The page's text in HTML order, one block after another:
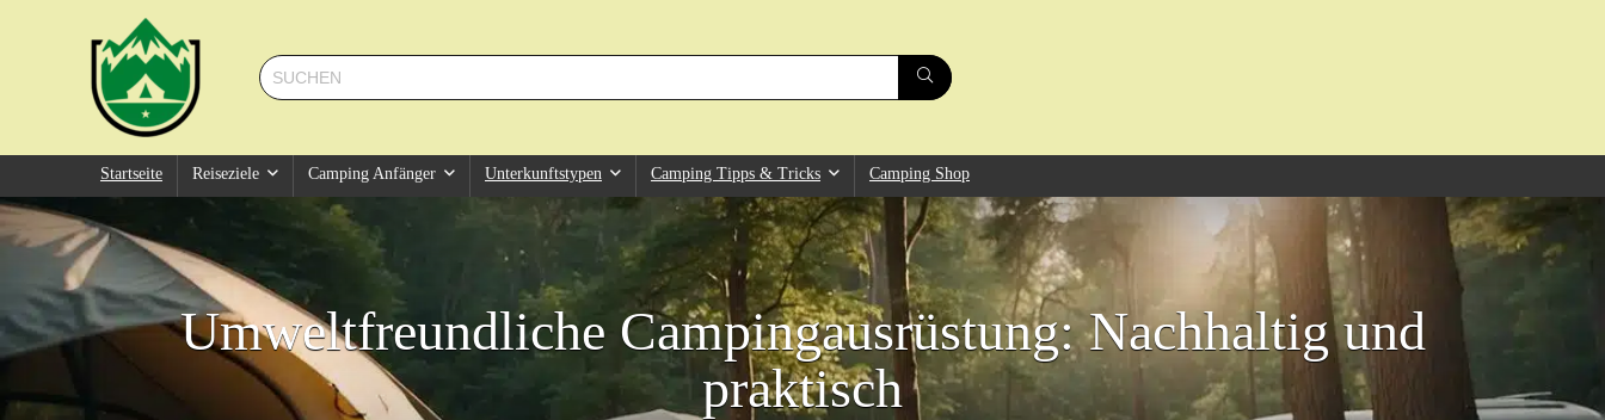
Startseite Reiseziele Camping Anfänger Unterkunftstypen Camping Tipps & Tricks Camping Shop
Umweltfreundliche Campingausrüstung: Nachhaltig und
praktisch